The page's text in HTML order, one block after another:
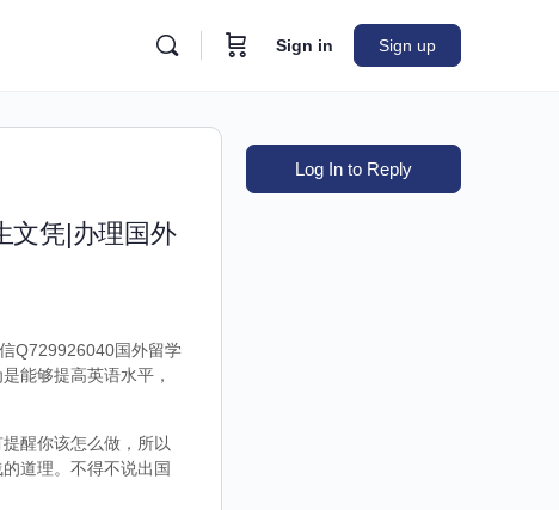
Sign in Sign up
文凭|办理国外
Q729926040国外留学
能够提高英语水平，
醒你该怎么做，所以
道理。不得不说出国
Log In to Reply